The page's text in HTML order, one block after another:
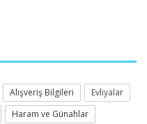
Alışveriş Bilgileri
Evliyalar
Haram ve Günahlar